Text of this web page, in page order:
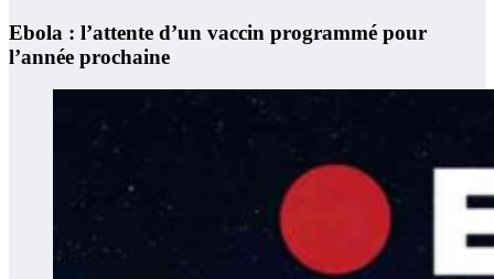
Ebola : l’attente d’un vaccin programmé pour
l’année prochaine